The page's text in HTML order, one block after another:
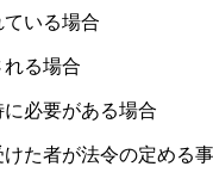
いる場合
る場合
必要がある場合
た者が法令の定める